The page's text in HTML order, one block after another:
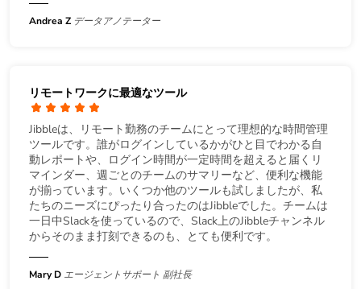
Andrea Z データアノテーター
リモートワークに最適なツール
Jibbleは、リモート勤務のチームにとって理想的な時間管理
ツールです。誰がログインしているかがひと目でわかる自
動レポートや、ログイン時間が一定時間を超えると届くリ
マインダー、週ごとのチームのサマリーなど、便利な機能
が揃っています。いくつか他のツールも試しましたが、私
たちのニーズにぴったり合ったのはJibbleでした。チームは
一日中Slackを使っているので、Slack上のJibbleチャンネル
からそのまま打刻できるのも、とても便利です。
Mary D エージェントサポート 副社長